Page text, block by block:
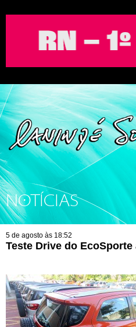
NOTÍCIAS
5 de agosto às 18:52
Teste Drive do EcoSporte